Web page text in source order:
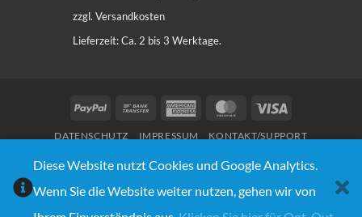
18,97 €
zzgl. Versandkosten
Lieferzeit:Ca. 2 bis 3 Werktage.
PayPal
Bank
American
MasterCard
DATENSCHUTZ IMPRESSUM KONTAKT/SUPPORT
© Copyright 2020 - 2026 | Triops Galaxy® | Design: Webnumerus Webdesign
VERTRAG WIDERRUFEN
Diese Website nutzt Cookies und Google Analytics.
Wenn Sie die Website weiter nutzen, gehen wir von